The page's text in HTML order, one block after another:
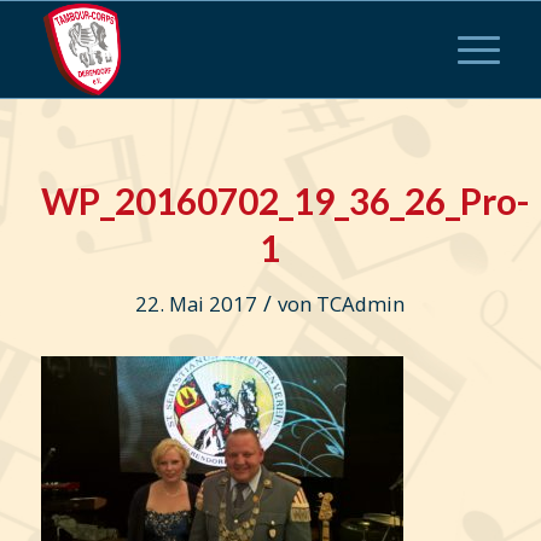
WP_20160702_19_36_26_Pro-
1
22. Mai 2017 / von TCAdmin